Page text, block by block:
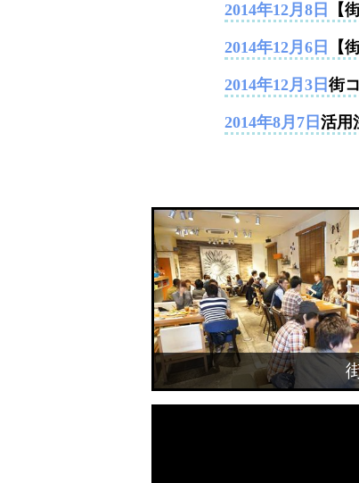
2014年12月8日 【
2014年12月6日 【
2014年12月3日 街
2014年8月7日 活用